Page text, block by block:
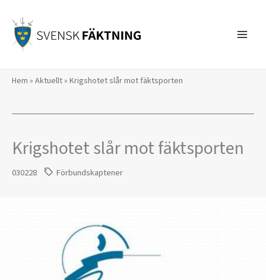
innehåll
Hem » Aktuellt» Krigshotet slår mot fäktsporten
Krigshotet slår mot fäktsporten
030228 Förbundskaptener